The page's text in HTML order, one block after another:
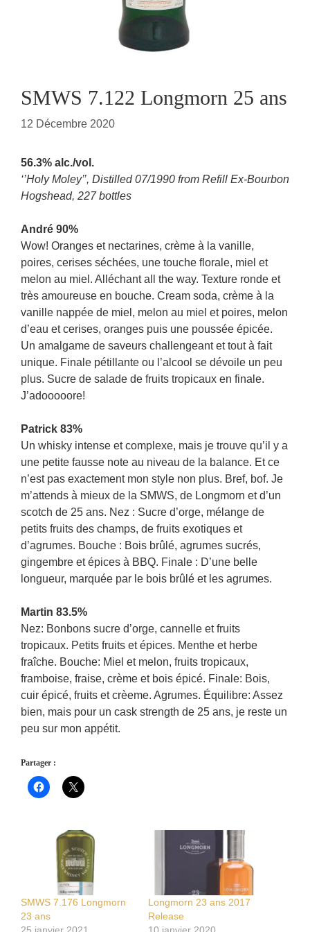
SMWS 7.122 Longmorn 25 ans
12 Décembre 2020
56.3% alc./vol.
‘’Holy Moley’’, Distilled 07/1990 from Refill Ex-Bourbon
Hogshead, 227 bottles
André 90%
Wow! Oranges et nectarines, crème à la vanille,
poires, cerises séchées, une touche florale, miel et
melon au miel. Alléchant all the way. Texture ronde et
très amoureuse en bouche. Cream soda, crème à la
vanille nappée de miel, melon au miel et poires, melon
d’eau et cerises, oranges puis une poussée épicée.
Un amalgame de saveurs challengeant et tout à fait
unique. Finale pétillante ou l’alcool se dévoile un peu
plus. Sucre de salade de fruits tropicaux en finale.
J’adooooore!
Patrick 83%
Un whisky intense et complexe, mais je trouve qu’il y a
une petite fausse note au niveau de la balance. Et ce
n’est pas exactement mon style non plus. Bref, bof. Je
m’attends à mieux de la SMWS, de Longmorn et d’un
scotch de 25 ans. Nez : Sucre d’orge, mélange de
petits fruits des champs, de fruits exotiques et
d’agrumes. Bouche : Bois brûlé, agrumes sucrés,
gingembre et épices à BBQ. Finale : D’une belle
longueur, marquée par le bois brûlé et les agrumes.
Martin 83.5%
Nez: Bonbons sucre d’orge, cannelle et fruits
tropicaux. Petits fruits et épices. Menthe et herbe
fraîche. Bouche: Miel et melon, fruits tropicaux,
framboise, fraise, crème et bois épicé. Finale: Bois,
cuir épicé, fruits et crèeme. Agrumes. Équilibre: Assez
bien, mais pour un cask strength de 25 ans, je reste un
peu sur mon appétit.
Partager :
SMWS 7.176 Longmorn
23 ans
25 janvier 2021
Longmorn 23 ans 2017
Release
10 janvier 2020